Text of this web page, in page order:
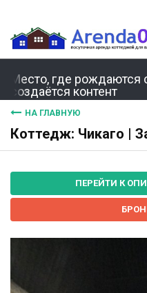
Место, где рождаются
создаётся контент
НА ГЛАВНУЮ
Коттедж: Чикаго |
ПЕРЕЙТИ К